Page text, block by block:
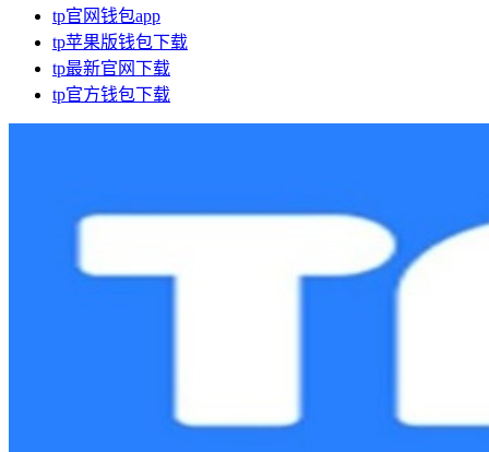
tp官网钱包app
tp苹果版钱包下载
tp最新官网下载
tp官方钱包下载